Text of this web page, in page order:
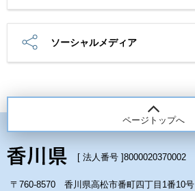
ソーシャルメディア
ページトップへ
[ 法人番号 ]8000020370002
〒760-8570 香川県高松市番町四丁目1番10号